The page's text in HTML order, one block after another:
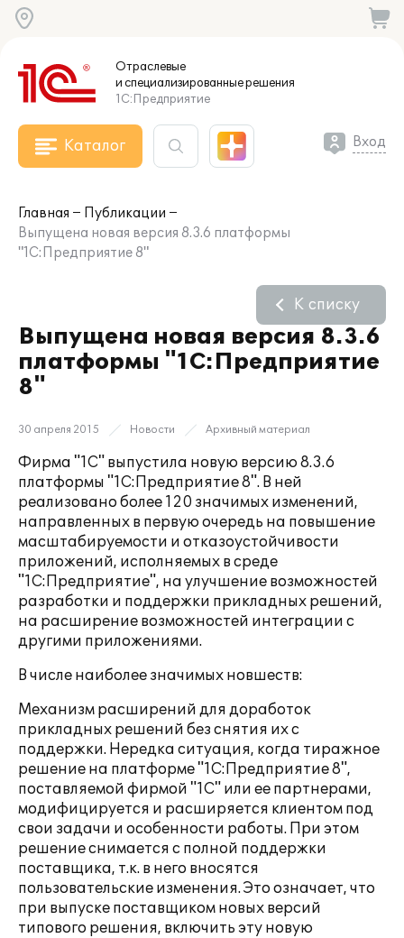
Отраслевые
и специализированныерешения
1С:Предприятие
Каталог Вход
Главная
Публикации
Выпущена новая версия 8.3.6 платформы
"1С:Предприятие 8"
Выпущена новая версия 8.3.6
платформы "1С:Предприятие
8"
К списку
30 апреля 2015 Новости Архивный материал
Фирма "1С" выпустила новую версию 8.3.6
платформы "1С:Предприятие 8". В ней
реализовано более 120 значимых изменений,
направленных в первую очередь на повышение
масштабируемости и отказоустойчивости
приложений, исполняемых в среде
"1С:Предприятие", на улучшение возможностей
разработки и поддержки прикладных решений,
на расширение возможностей интеграции с
другими приложениями.
В числе наиболее значимых новшеств:
Механизм расширений для доработок
прикладных решений без снятия их с
поддержки. Нередка ситуация, когда тиражное
решение на платформе "1С:Предприятие 8",
поставляемой фирмой "1С" или ее партнерами,
модифицируется и расширяется клиентом под
свои задачи и особенности работы. При этом
решение снимается с полной поддержки
поставщика, т.к. в него вносятся
пользовательские изменения. Это означает, что
при выпуске поставщиком новых версий
типового решения, включить эту новую